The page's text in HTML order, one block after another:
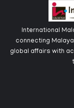
International
connecting
global affairs with